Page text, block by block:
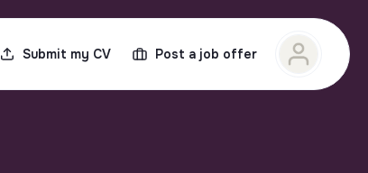
Submit my CV Post a job offer